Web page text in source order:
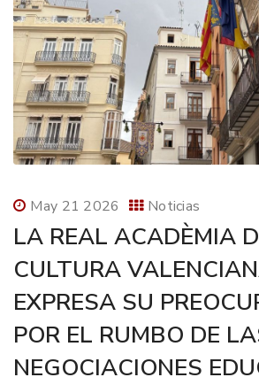
May 21 2026 Noticias
LA REAL ACADÈMIA
CULTURA
EXPRESA SU
POR EL RUMBO DE
NEGOCIACIONES